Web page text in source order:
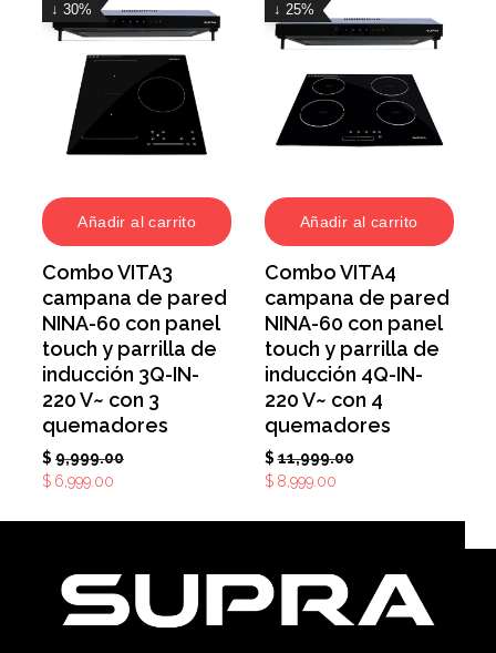
↓ 30%
Añadir al carrito
Combo VITA3
campana de pared
NINA-60 con panel
touch y parrilla de
inducción 3Q-IN-
220 V~ con 3
quemadores
$ 9,999.00
$ 6,999.00
↓ 25%
Añadir al carrito
Combo VITA4
campana de pared
NINA-60 con panel
touch y parrilla de
inducción 4Q-IN-
220 V~ con 4
quemadores
$ 11,999.00
$ 8,999.00